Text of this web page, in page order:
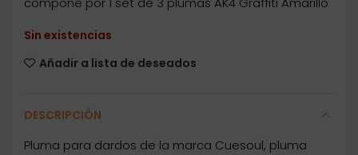
Sin existencias
Añadir a lista de deseados
DESCRIPCIÓN
Pluma para dardos de la marca Cuesoul, pluma